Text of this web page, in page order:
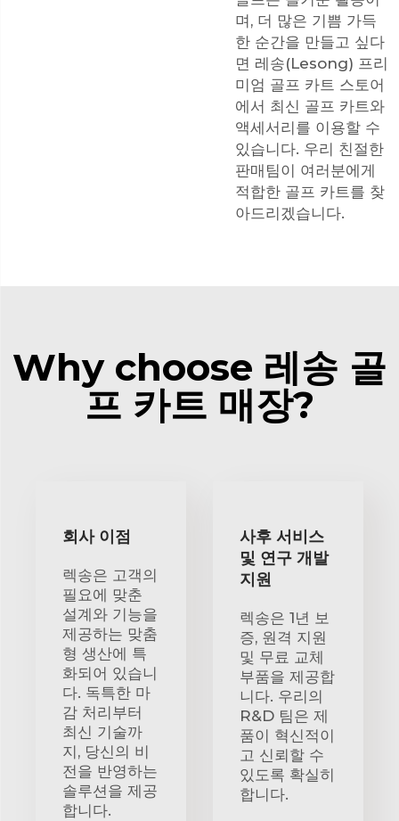
며, 더 많은 기쁨 가득
한 순간을 만들고 싶다
면 레송(Lesong) 프리
미엄 골프 카트 스토어
에서 최신 골프 카트와
액세서리를 이용할 수
있습니다. 우리 친절한
판매팀이 여러분에게
적합한 골프 카트를 찾
아드리겠습니다.
Why choose 레송 골
프 카트 매장?
회사 이점
렉송은 고객의
필요에 맞춘
설계와 기능을
제공하는 맞춤
형 생산에 특
화되어 있습니
다. 독특한 마
감 처리부터
최신 기술까
지, 당신의 비
전을 반영하는
솔루션을 제공
합니다.
사후 서비스
및 연구 개발
지원
렉송은 1년 보
증, 원격 지원
및 무료 교체
부품을 제공합
니다. 우리의
R&D 팀은 제
품이 혁신적이
고 신뢰할 수
있도록 확실히
합니다.